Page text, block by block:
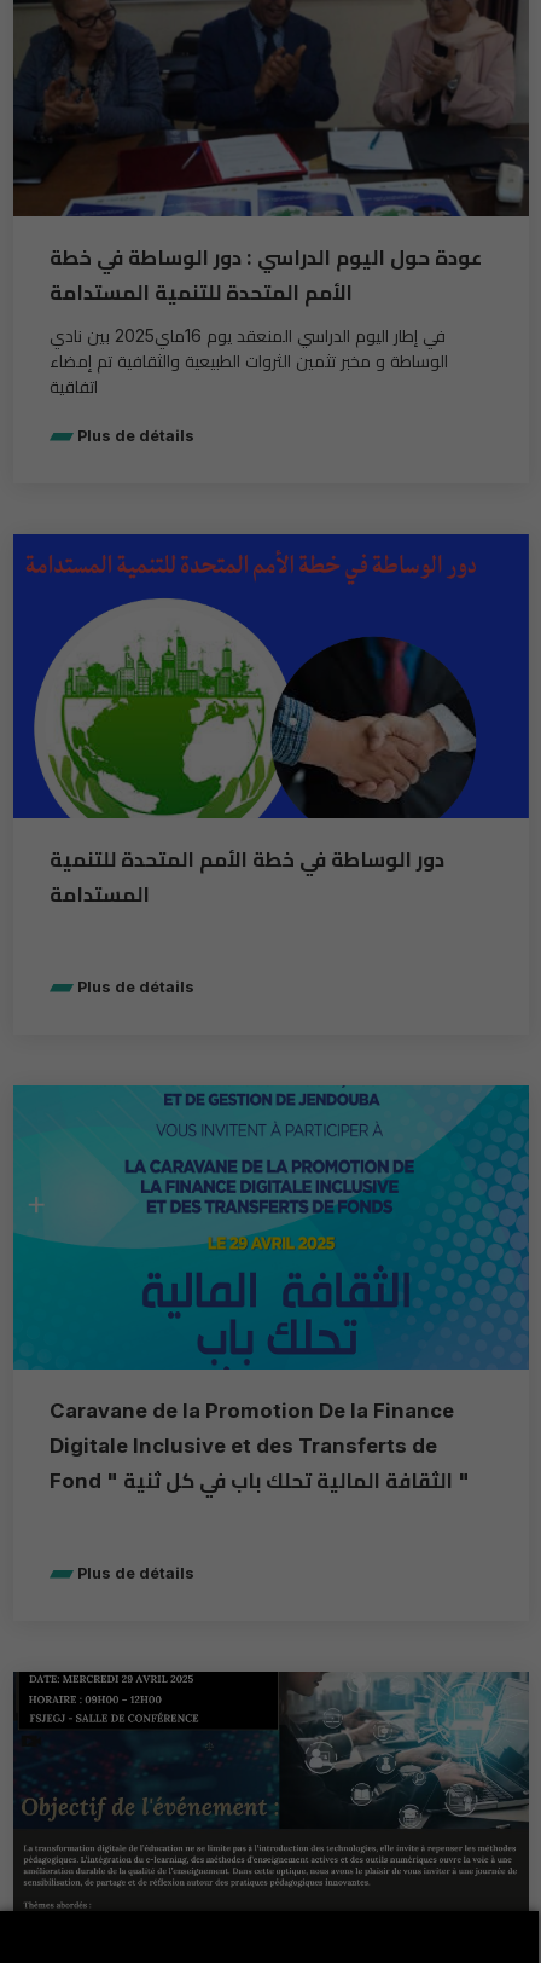
عودة حول اليوم الدراسي : دور الوساطة في خطة
الأمم المتحدة للتنمية المستدامة
في إطار اليوم الدراسي المنعقد يوم 16ماي2025 بين نادي
الوساطة و مخبر تثمين الثروات الطبيعية والثقافية تم إمضاء
اتفاقية
Plus de détails
دور الوساطة في خطة الأمم المتحدة للتنمية
المستدامة
Plus de détails
Caravane de la Promotion De la Finance
Digitale Inclusive et des Transferts de
Fond " الثقافة المالية تحلك باب في كل ثنية "
Plus de détails